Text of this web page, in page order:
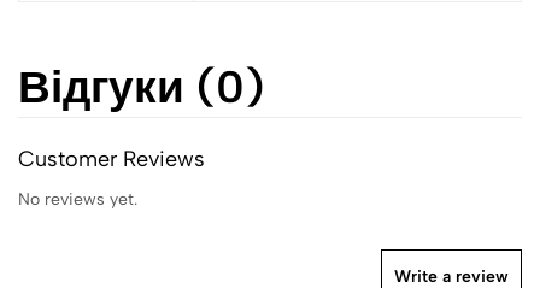
Відгуки (0)
Customer Reviews
No reviews yet.
Write a review